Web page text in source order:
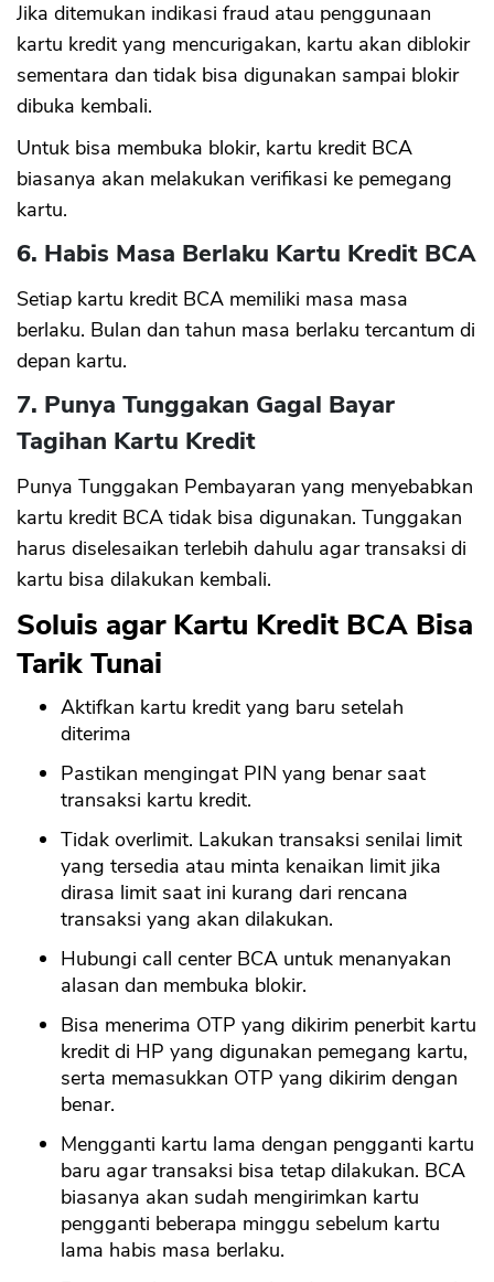
Jika ditemukan indikasi fraud atau penggunaan
kartu kredit yang mencurigakan, kartu akan diblokir
sementara dan tidak bisa digunakan sampai blokir
dibuka kembali.
Untuk bisa membuka blokir, kartu kredit BCA
biasanya akan melakukan verifikasi ke pemegang
kartu.
6. Habis Masa Berlaku Kartu Kredit BCA
Setiap kartu kredit BCA memiliki masa masa
berlaku. Bulan dan tahun masa berlaku tercantum di
depan kartu.
7. Punya Tunggakan Gagal Bayar
Tagihan Kartu Kredit
Punya Tunggakan Pembayaran yang menyebabkan
kartu kredit BCA tidak bisa digunakan. Tunggakan
harus diselesaikan terlebih dahulu agar transaksi di
kartu bisa dilakukan kembali.
Soluis agar Kartu Kredit BCA Bisa
Tarik Tunai
Aktifkan kartu kredit yang baru setelah
diterima
Pastikan mengingat PIN yang benar saat
transaksi kartu kredit.
Tidak overlimit. Lakukan transaksi senilai limit
yang tersedia atau minta kenaikan limit jika
dirasa limit saat ini kurang dari rencana
transaksi yang akan dilakukan.
Hubungi call center BCA untuk menanyakan
alasan dan membuka blokir.
Bisa menerima OTP yang dikirim penerbit kartu
kredit di HP yang digunakan pemegang kartu,
serta memasukkan OTP yang dikirim dengan
benar.
Mengganti kartu lama dengan pengganti kartu
baru agar transaksi bisa tetap dilakukan. BCA
biasanya akan sudah mengirimkan kartu
pengganti beberapa minggu sebelum kartu
lama habis masa berlaku.
OK
CANCEL